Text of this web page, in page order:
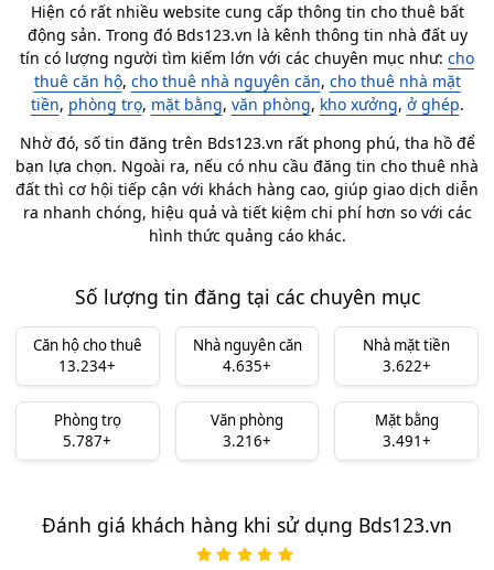
Hiện có rất nhiều website cung cấp thông tin cho thuê bất
động sản. Trong đó Bds123.vn là kênh thông tin nhà đất uy
tín có lượng người tìm kiếm lớn với các chuyên mục như: cho
thuê căn hộ, cho thuê nhà nguyên căn, cho thuê nhà mặt
tiền, phòng trọ, mặt bằng, văn phòng, kho xưởng, ở ghép.
Nhờ đó, số tin đăng trên Bds123.vn rất phong phú, tha hồ để
bạn lựa chọn. Ngoài ra, nếu có nhu cầu đăng tin cho thuê nhà
đất thì cơ hội tiếp cận với khách hàng cao, giúp giao dịch diễn
ra nhanh chóng, hiệu quả và tiết kiệm chi phí hơn so với các
hình thức quảng cáo khác.
Số lượng tin đăng tại các chuyên mục
Căn hộ cho thuê
13.234+
Nhà nguyên căn
4.635+
Nhà mặt tiền
3.622+
Phòng trọ
5.787+
Văn phòng
3.216+
Mặt bằng
3.491+
Đánh giá khách hàng khi sử dụng Bds123.vn